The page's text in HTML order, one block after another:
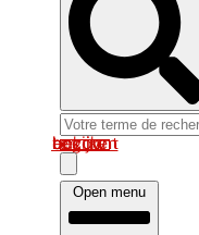
Log in om uw account te bekijken
Open menu